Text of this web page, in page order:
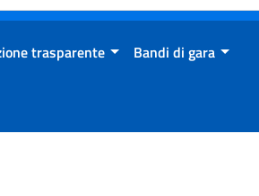
trasparente Bandi di gara